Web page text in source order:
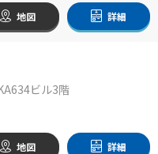
地図 詳細
8 OKKA634ビル3階
地図 詳細